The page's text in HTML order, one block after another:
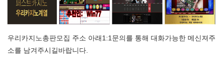
우리카지노총판모집 주소 아래1:1문의를 통해 대화가능한 메신져주
소를 남겨주시길바랍니다.